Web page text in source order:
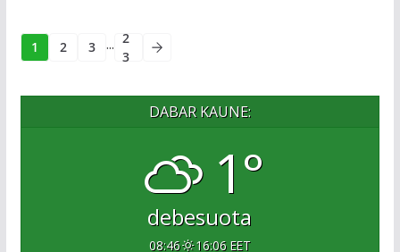
1 2 3 ... 2
3
DABAR KAUNE:
1°
debesuota
08:46 16:06 EET